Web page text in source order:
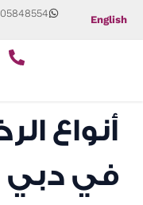
English
أنواع
في دبي